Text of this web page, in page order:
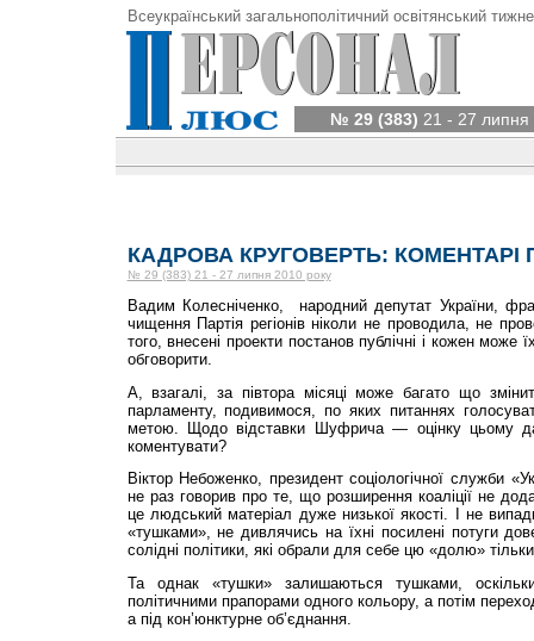
Всеукраїнський загальнополітичний освітянський
№ 29 (383) 21 - 27 липня
КАДРОВА КРУГОВЕРТЬ: КОМЕНТАРІ
№ 29 (383) 21 - 27 липня 2010 року
Вадим Колесніченко, народний депутат України,
чищення Партія регіонів ніколи не проводила, не
того, внесені проекти постанов публічні і кожен може
обговорити.
А, взагалі, за півтора місяці може багато що
парламенту, подивимося, по яких питаннях
метою. Щодо відставки Шуфрича — оцінку
коментувати?
Віктор Небо­жен­ко, пре­­зидент соціологічної служби
не раз говорив про те, що розширення коаліції не
це людський матеріал дуже низької якості. І не
«тушками», не дивлячись на їхні посилені потуги
солідні політики, які обрали для себе цю «долю»
Та однак «тушки» залишаються тушками,
політичними прапорами одного кольору, а потім
а під кон’юнктурне об’єднання.